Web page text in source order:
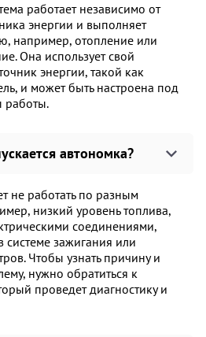
работает независимо от
энергии и выполняет
например, отопление или
Она использует свой
энергии, такой как
и может быть настроена под
автономка?
не работать по разным
низкий уровень топлива,
соединениями,
системе зажигания или
Чтобы узнать причину и
нужно обратиться к
проведет диагностику и